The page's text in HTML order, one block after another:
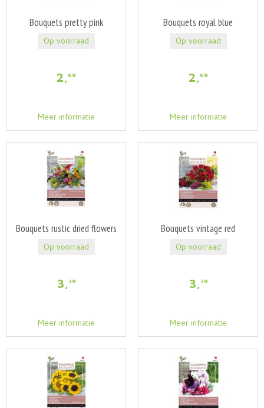
Bouquets pretty pink
2,69
Meer informatie
Op voorraad
Bouquets royal blue
2,69
Meer informatie
Op voorraad
Bouquets rustic dried flowers
3,39
Meer informatie
Op voorraad
Bouquets vintage red
3,39
Meer informatie
Op voorraad